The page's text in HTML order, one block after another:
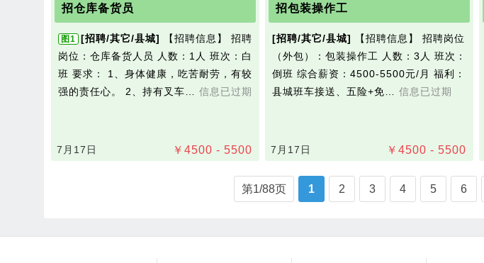
招仓库备货员
图1 [招聘/其它/县城]
【招聘信息】 招聘
岗位：仓库备货人员 人数：1人 班次：白
班 要求： 1、身体健康，吃苦耐劳，有较
强的责任心。 2、持有叉车… 信息已过期
￥ 4500 - 5500
7月17日
招包装操作工
[招聘/其它/县城]
【招聘信息】 招聘岗位
（外包）：包装操作工 人数：3人 班次：
倒班 综合薪资：4500-5500元/月 福利：
县城班车接送、五险+免… 信息已过期
￥ 4500 - 5500
7月17日
第1/88页 1 2 3 4 5 6